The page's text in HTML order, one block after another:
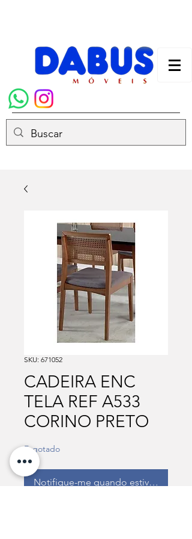
SKU: 671052
CADEIRA ENC
TELA REF A533
CORINO PRETO
Esgotado
Notifique-me quando estiver